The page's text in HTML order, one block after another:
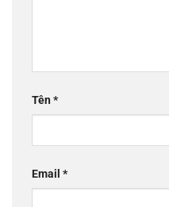
Tên*
Email *